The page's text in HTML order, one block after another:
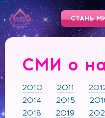
СТАНЬ
СМИ о
2010 2011
2014
2015
2018
2019